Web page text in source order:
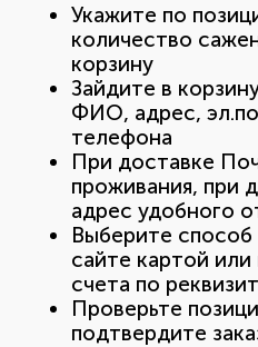
Укажите по
количество
корзину
Зайдите в
ФИО, адрес,
телефона
При доставке
проживания, при
адрес удобного
Выберите способ
сайте картой
счета по
Проверьте
подтвердите